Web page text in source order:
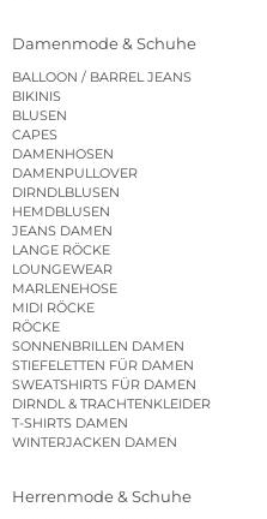
Damenmode & Schuhe
BALLOON / BARREL JEANS
BIKINIS
BLUSEN
CAPES
DAMENHOSEN
DAMENPULLOVER
DIRNDLBLUSEN
HEMDBLUSEN
JEANS DAMEN
LANGE RÖCKE
LOUNGEWEAR
MARLENEHOSE
MIDI RÖCKE
RÖCKE
SONNENBRILLEN DAMEN
STIEFELETTEN FÜR DAMEN
SWEATSHIRTS FÜR DAMEN
DIRNDL & TRACHTENKLEIDER
T-SHIRTS DAMEN
WINTERJACKEN DAMEN
Herrenmode & Schuhe